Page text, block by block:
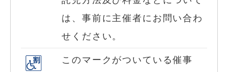
は、事前に主催者にお問い合わ
せください。
このマークがついている催事